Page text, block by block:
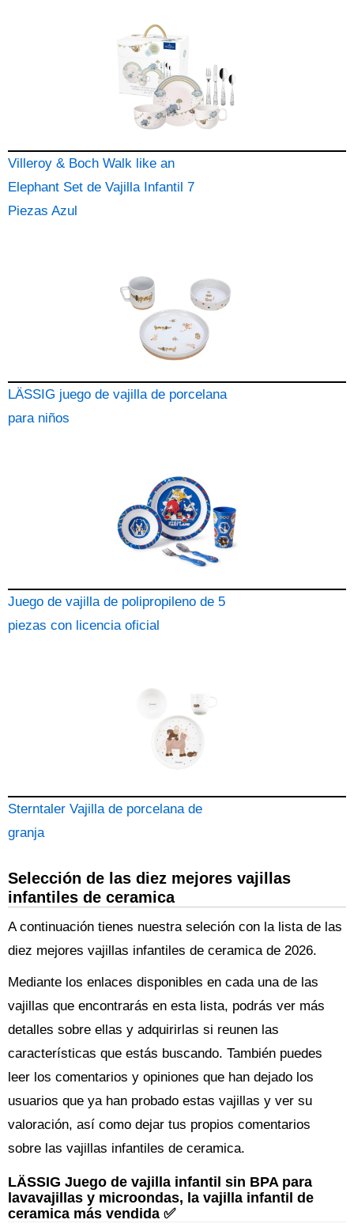
Villeroy & Boch Walk like an
Elephant Set de Vajilla Infantil 7
Piezas Azul
LÄSSIG juego de vajilla de porcelana
para niños
Juego de vajilla de polipropileno de 5
piezas con licencia oficial
Sterntaler Vajilla de porcelana de
granja
Selección de las diez mejores vajillas
infantiles de ceramica
A continuación tienes nuestra seleción con la lista de las
diez mejores vajillas infantiles de ceramica de 2026.
Mediante los enlaces disponibles en cada una de las
vajillas que encontrarás en esta lista, podrás ver más
detalles sobre ellas y adquirirlas si reunen las
características que estás buscando. También puedes
leer los comentarios y opiniones que han dejado los
usuarios que ya han probado estas vajillas y ver su
valoración, así como dejar tus propios comentarios
sobre las vajillas infantiles de ceramica.
LÄSSIG Juego de vajilla infantil sin BPA para
lavavajillas y microondas, la vajilla infantil de
ceramica más vendida ✅